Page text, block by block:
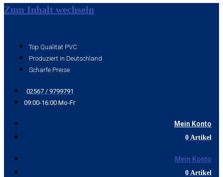
Zum Inhalt wechseln
Top Qualität PVC
Produziert in Deutschland
Scharfe Preise
02567 / 9799791
09:00-16:00 Mo-Fr
Mein Konto
0 Artikel
Mein Konto
0 Artikel